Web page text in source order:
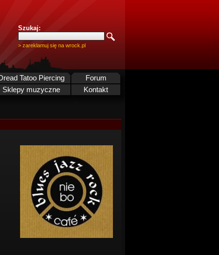
Szukaj:
> zareklamuj się na wrock.pl
Tatoo Piercing
Forum
Sklepy muzyczne
Kontakt